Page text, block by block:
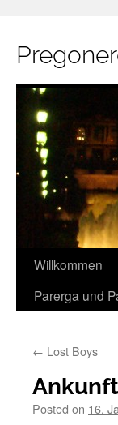
Skip
Willkommen
Parerga und
← Lost Boys
Posted on 16.